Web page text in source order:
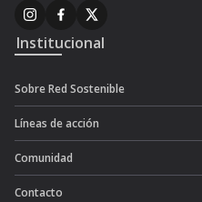
Institucional
Sobre Red Sostenible
Líneas de acción
Comunidad
Contacto